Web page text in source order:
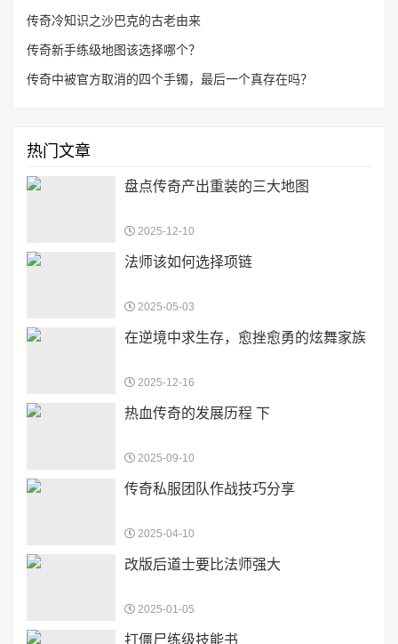
传奇冷知识之沙巴克的古老由来
传奇新手练级地图该选择哪个？
传奇中被官方取消的四个手镯，最后一个真存在吗？
热门文章
盘点传奇产出重装的三大地图
2025-12-10
法师该如何选择项链
2025-05-03
在逆境中求生存，愈挫愈勇的炫舞家族
2025-12-16
热血传奇的发展历程 下
2025-09-10
传奇私服团队作战技巧分享
2025-04-10
改版后道士要比法师强大
2025-01-05
打僵尸练级技能书